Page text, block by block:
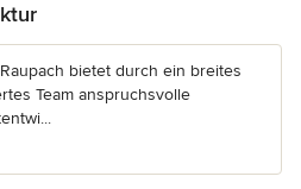
bietet durch ein breites
Team anspruchsvolle